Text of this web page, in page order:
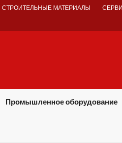
СТРОИТЕЛЬНЫЕ МАТЕРИАЛЫ
Промышленное оборудование